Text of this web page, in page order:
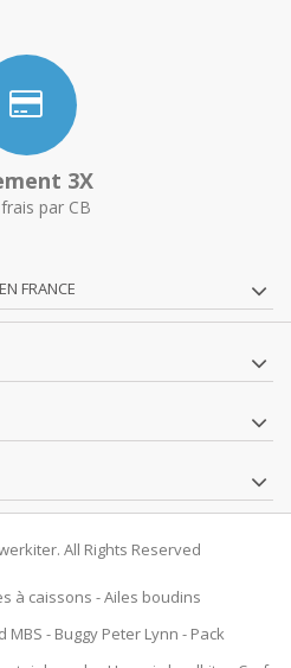
3X
par CB
FRANCE
All Rights Reserved
à caissons -Ailes boudins
MBS - Buggy Peter Lynn - Pack